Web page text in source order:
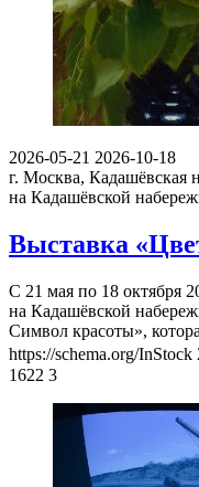
2026-05-21 2026-10-18
г. Москва, Кадашёвская
на Кадашёвской
Выставка
С 21 мая по 18 октября
на Кадашёвской
Символ красоты»,
https://schema.org/InStock
1622 3